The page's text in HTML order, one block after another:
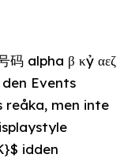
alpha β κỷ αεζ
Events
reåka, men inte
idden